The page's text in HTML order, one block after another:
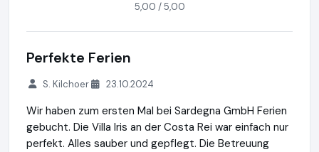
5,00 / 5,00
Perfekte Ferien
S. Kilchoer 23.10.2024
Wir haben zum ersten Mal bei Sardegna GmbH Ferien
gebucht. Die Villa Iris an der Costa Rei war einfach nur
perfekt. Alles sauber und gepflegt. Die Betreuung